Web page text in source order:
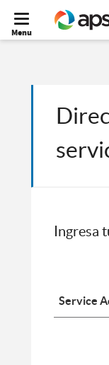
Menu
Ingresa
Service